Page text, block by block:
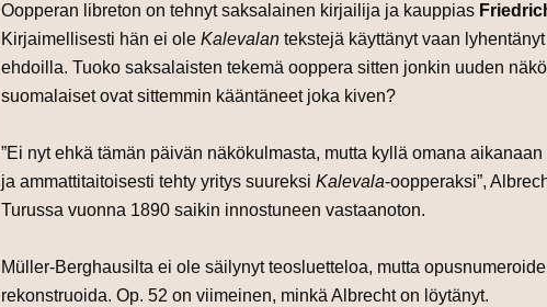
Oopperan libreton on tehnyt saksalainen kirjailija ja kauppias
Kirjaimellisesti hän ei ole Kalevalan tekstejä käyttänyt vaan
ehdoilla. Tuoko saksalaisten tekemä ooppera sitten jonkin uuden
suomalaiset ovat sittemmin kääntäneet joka kiven?
”Ei nyt ehkä tämän päivän näkökulmasta, mutta kyllä omana
ja ammattitaitoisesti tehty yritys suureksi Kalevala-oopperaksi”,
Turussa vuonna 1890 saikin innostuneen vastaanoton.
Müller-Berghausilta ei ole säilynyt teosluetteloa, mutta
rekonstruoida. Op. 52 on viimeinen, minkä Albrecht on löytänyt.